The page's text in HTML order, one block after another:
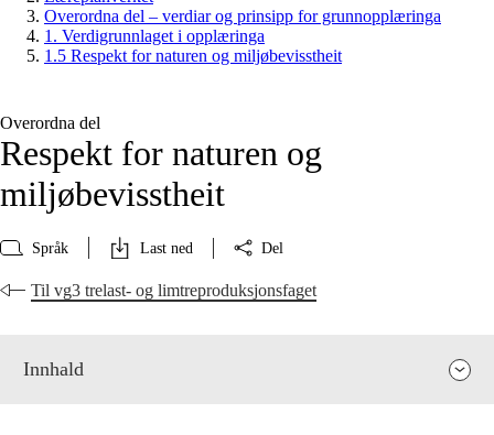
Overordna del – verdiar og prinsipp for grunnopplæringa
1. Verdigrunnlaget i opplæringa
1.5 Respekt for naturen og miljøbevisstheit
Overordna del
Respekt for naturen og
miljøbevisstheit
Språk Last ned Del
Til vg3 trelast- og limtreproduksjonsfaget
Innhald